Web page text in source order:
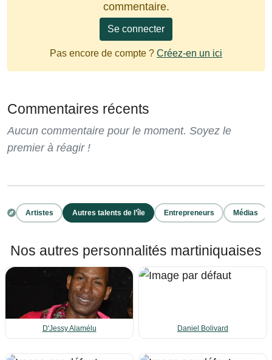
commentaire.
Se connecter
Pas encore de compte ? Créez-en un ici
Commentaires récents
Aucun commentaire pour le moment. Soyez le
premier à réagir !
Artistes Autres talents de l’île Entrepreneurs Médias
Nos autres personnalités martiniquaises
D'Jessy Alamélu Daniel Bolivard